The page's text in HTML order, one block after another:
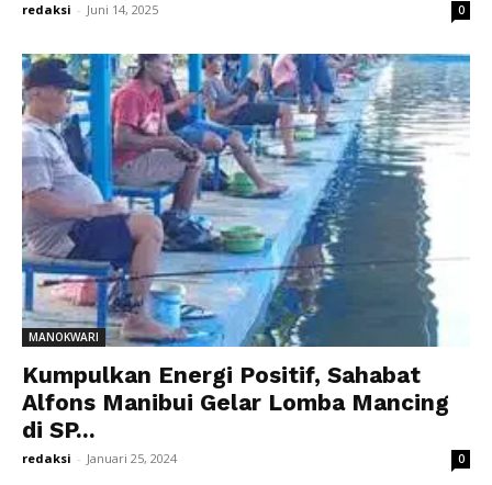
redaksi - Juni 14, 2025 0
MANOKWARI
Kumpulkan Energi Positif, Sahabat
Alfons Manibui Gelar Lomba Mancing
di SP...
redaksi - Januari 25, 2024 0